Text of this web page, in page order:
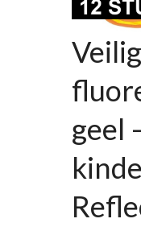
geel